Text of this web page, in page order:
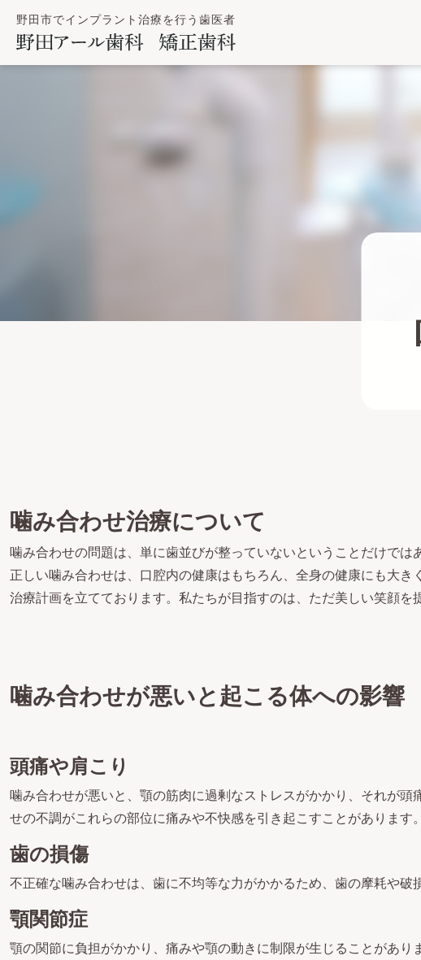
野田市でインプラント治療を行う歯医者
噛み合わせ治療について
噛み合わせの問題は、単に歯並びが整っていないということだけでは
正しい噛み合わせは、口腔内の健康はもちろん、全身の健康にも大
治療計画を立てております。私たちが目指すのは、ただ美しい笑顔
噛み合わせが悪いと起こる体への影響
頭痛や肩こり
噛み合わせが悪いと、顎の筋肉に過剰なストレスがかかり、それが
せの不調がこれらの部位に痛みや不快感を引き起こすことがあります。
歯の損傷
不正確な噛み合わせは、歯に不均等な力がかかるため、歯の摩耗や
顎関節症
顎の関節に負担がかかり、痛みや顎の動きに制限が生じることがあ